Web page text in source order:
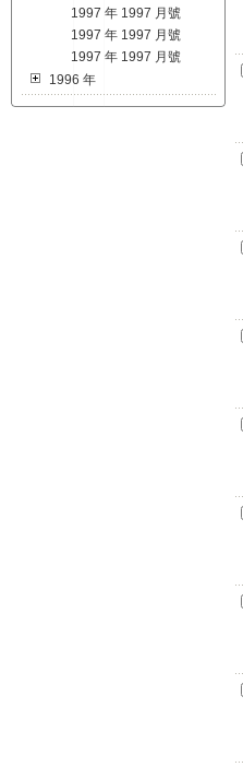
1997 年 1997 月號
1997 年 1997 月號
1997 年 1997 月號
1996 年